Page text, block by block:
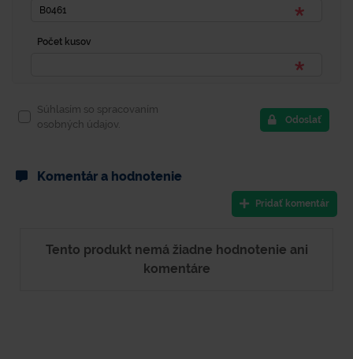
Počet kusov
Súhlasím so spracovaním
osobných údajov.
Odoslať
Komentár a hodnotenie
Pridať komentár
Tento produkt nemá žiadne hodnotenie ani
komentáre